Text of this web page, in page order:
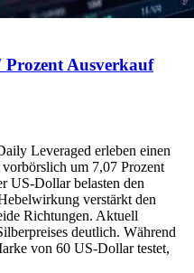
Prozent Ausverkauf
Leveraged erleben einen
um 7,07 Prozent
US-Dollar belasten den
verstärkt den
Richtungen. Aktuell
deutlich. Während
von 60 US-Dollar testet,